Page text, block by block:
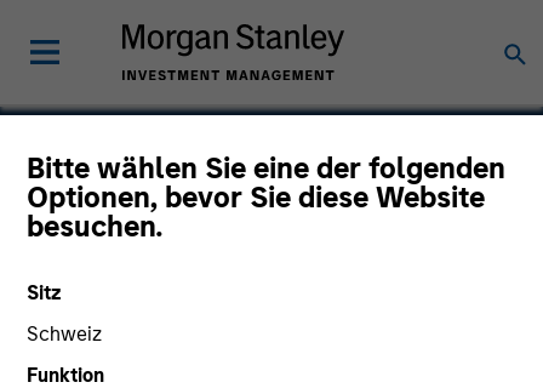
Bitte wählen Sie eine der folgenden
Optionen, bevor Sie diese Website
besuchen.
Sitz
Schweiz
Funktion
Intuitive Surgical